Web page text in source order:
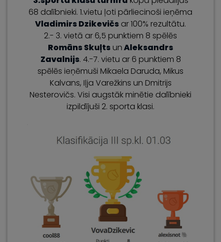
68 dalībnieki. 1.vietu ļoti pārliecinoši ieņēma
Vladimirs Dzikevičs ar 100% rezultātu.
2.- 3. vietā ar 6,5 punktiem 8 spēlēs
Romāns Skuļts unAleksandrs
Zavalnijs. 4.-7. vietu ar 6 punktiem 8
spēlēs ieņēmuši Mikaela Daruda, Mikus
Kalvans, Iļja Varežkins un Dmitrijs
Nesterovičs. Visi augstāk minētie dalībnieki
izpildījuši 2. sporta klasi.